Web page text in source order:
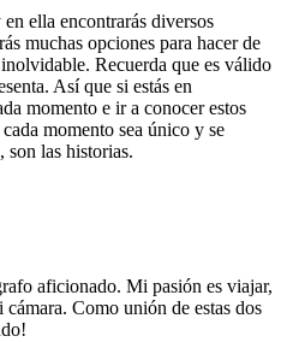
ella encontrarás diversos
muchas opciones para hacer de
Recuerda que es válido
Así que si estás en
momento e ir a conocer estos
momento sea único y se
son las historias.
aficionado. Mi pasión es viajar,
Como unión de estas dos